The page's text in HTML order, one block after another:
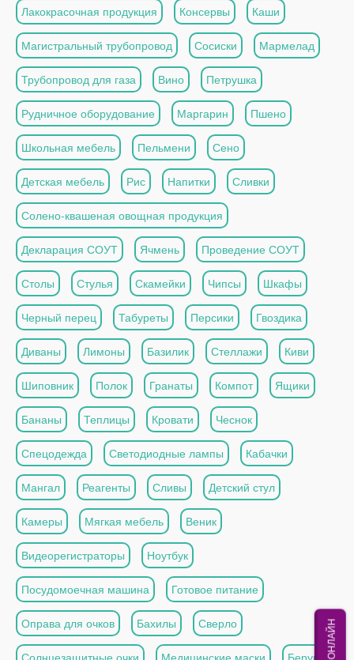
Лакокрасочная продукция Консервы Каши
Магистральный трубопровод Сосиски Мармелад
Трубопровод для газа Вино Петрушка
Рудничное оборудование Маргарин Пшено
Школьная мебель Пельмени Сено
Детская мебель Рис Напитки Сливки
Солено-квашеная овощная продукция
Декларация СОУТ Ячмень Проведение СОУТ
Столы Стулья Скамейки Чипсы Шкафы
Черный перец Табуреты Персики Гвоздика
Диваны Лимоны Базилик Стеллажи Киви
Шиповник Полок Гранаты Компот Ящики
Бананы Теплицы Кровати Чеснок
Спецодежда Светодиодные лампы Кабачки
Мангал Реагенты Сливы Детский стул
Камеры Мягкая мебель Веник
Видеорегистраторы Ноутбук
Посудомоечная машина Готовое питание
Оправа для очков Бахилы Сверло